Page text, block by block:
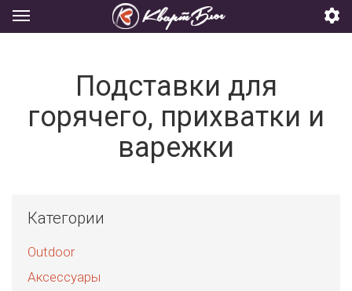
Подставки для
горячего, прихватки и
варежки
Категории
Outdoor
Аксессуары